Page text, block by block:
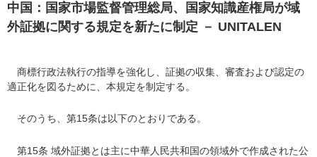
CONTRIBUTORS 情報提供者
中国：国家市場監督管理総局、国家知識産権局が域
外証拠に関する規定を新たに制定 － UNITALEN
商標行政法執行の指導を強化し、証拠の収集、審査および認定の
適正化を図るために、本規定を制定する。
そのうち、第15条は以下のとおりである。
第15条 域外証拠とは主に中華人民共和国の領域外で作成された公